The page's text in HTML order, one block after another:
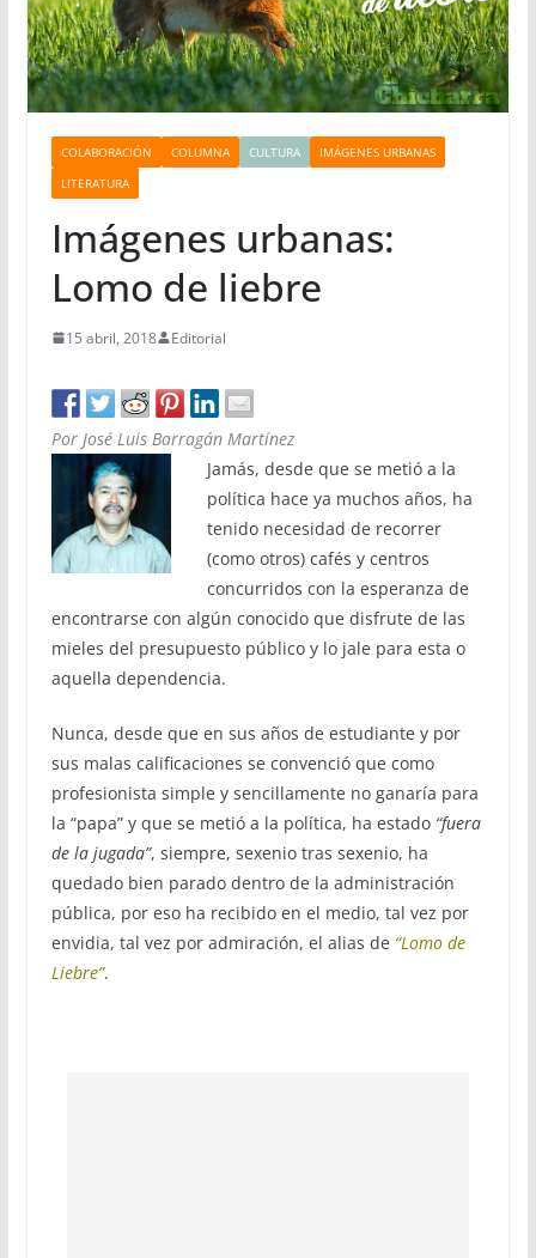
COLABORACIÓN COLUMNA CULTURA
IMÁGENES URBANAS
LITERATURA
Imágenes urbanas:
Lomo de liebre
15 abril, 2018 Editorial
Por José Luis Barragán Martínez
Jamás, desde que se metió a la
política hace ya muchos años, ha
tenido necesidad de recorrer
(como otros) cafés y centros
concurridos con la esperanza de
encontrarse con algún conocido que disfrute de las
mieles del presupuesto público y lo jale para esta o
aquella dependencia.
Nunca, desde que en sus años de estudiante y por
sus malas calificaciones se convenció que como
profesionista simple y sencillamente no ganaría para
la “papa” y que se metió a la política, ha estado “fuera
de la jugada”, siempre, sexenio tras sexenio, ha
quedado bien parado dentro de la administración
pública, por eso ha recibido en el medio, tal vez por
envidia, tal vez por admiración, el alias de “Lomo de
Liebre”.